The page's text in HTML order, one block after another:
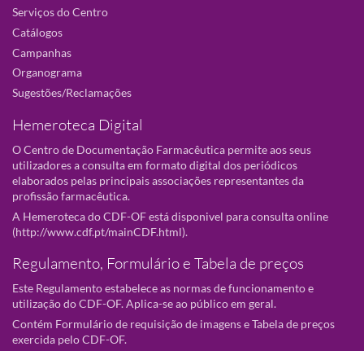
Serviços do Centro
Catálogos
Campanhas
Organograma
Sugestões/Reclamações
Hemeroteca Digital
O Centro de Documentação Farmacêutica permite aos seus
utilizadores a consulta em formato digital dos periódicos
elaborados pelas principais associações representantes da
profissão farmacêutica.
A Hemeroteca do CDF-OF está disponivel para consulta online
(http://www.cdf.pt/mainCDF.html).
Regulamento, Formulário e Tabela de preços
Este Regulamento estabelece as normas de funcionamento e
utilização do CDF-OF. Aplica-se ao público em geral.
Contém Formulário de requisição de imagens e Tabela de preços
exercida pelo CDF-OF.